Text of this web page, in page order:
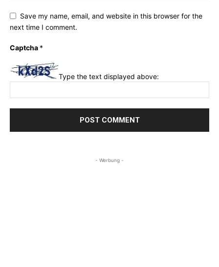
Save my name, email, and website in this browser for the
next time I comment.
Captcha *
Type the text displayed above:
- Werbung -